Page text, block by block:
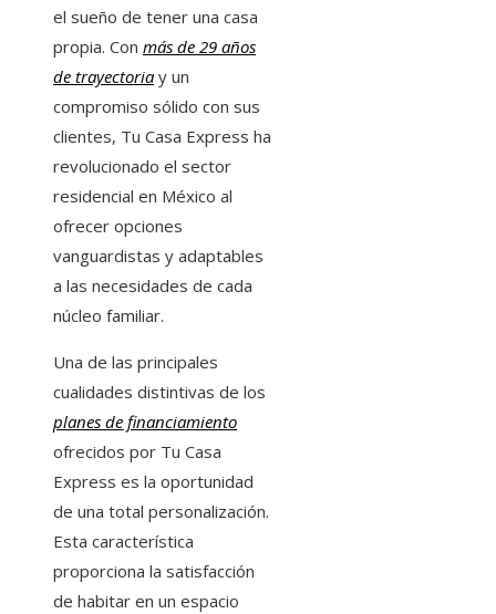
el sueño de tener una casa
propia. Con más de 29 años
de trayectoria y un
compromiso sólido con sus
clientes, Tu Casa Express ha
revolucionado el sector
residencial en México al
ofrecer opciones
vanguardistas y adaptables
a las necesidades de cada
núcleo familiar.
Una de las principales
cualidades distintivas de los
planes de financiamiento
ofrecidos por Tu Casa
Express es la oportunidad
de una total personalización.
Esta característica
proporciona la satisfacción
de habitar en un espacio